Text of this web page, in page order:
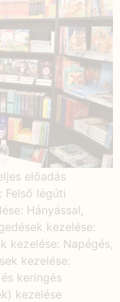
előadás
Felső légúti
Hányással,
kezelése:
kezelése: Napégés,
kezelése:
keringés
kezelése